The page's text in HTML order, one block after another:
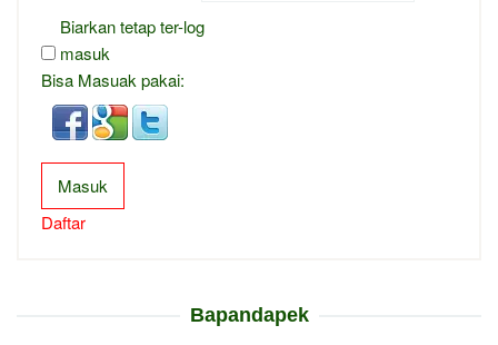
Biarkan tetap ter-log
masuk
Bisa Masuak pakai:
Masuk
Daftar
Bapandapek